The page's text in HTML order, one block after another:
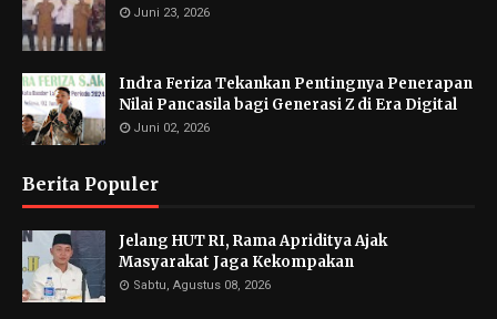
Juni 23, 2026
Indra Feriza Tekankan Pentingnya Penerapan
Nilai Pancasila bagi Generasi Z di Era Digital
Juni 02, 2026
Berita Populer
Jelang HUT RI, Rama Apriditya Ajak
Masyarakat Jaga Kekompakan
Sabtu, Agustus 08, 2026